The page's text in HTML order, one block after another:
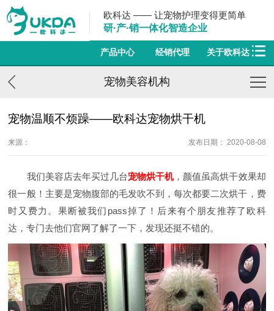
欧科达 —— 让宠物护理变得更简单
研·产·销一体化智造企业
产品中心 经销代理 关于欧科达
宠物美容机构
宠物温顺不烦躁——欧科达宠物烘干机
来源： 发布日期： 2020-08-08
我们美容店去年买过几台宠物烘干机，颜值虽高烘干效果却
很一般！主要是宠物腹部的毛发吹不到，每次都要二次烘干，费
时又费力。果断被我们pass掉了！后来有个朋友推荐了欧科
达，专门去他们官网了解了一下，发现还挺不错的。